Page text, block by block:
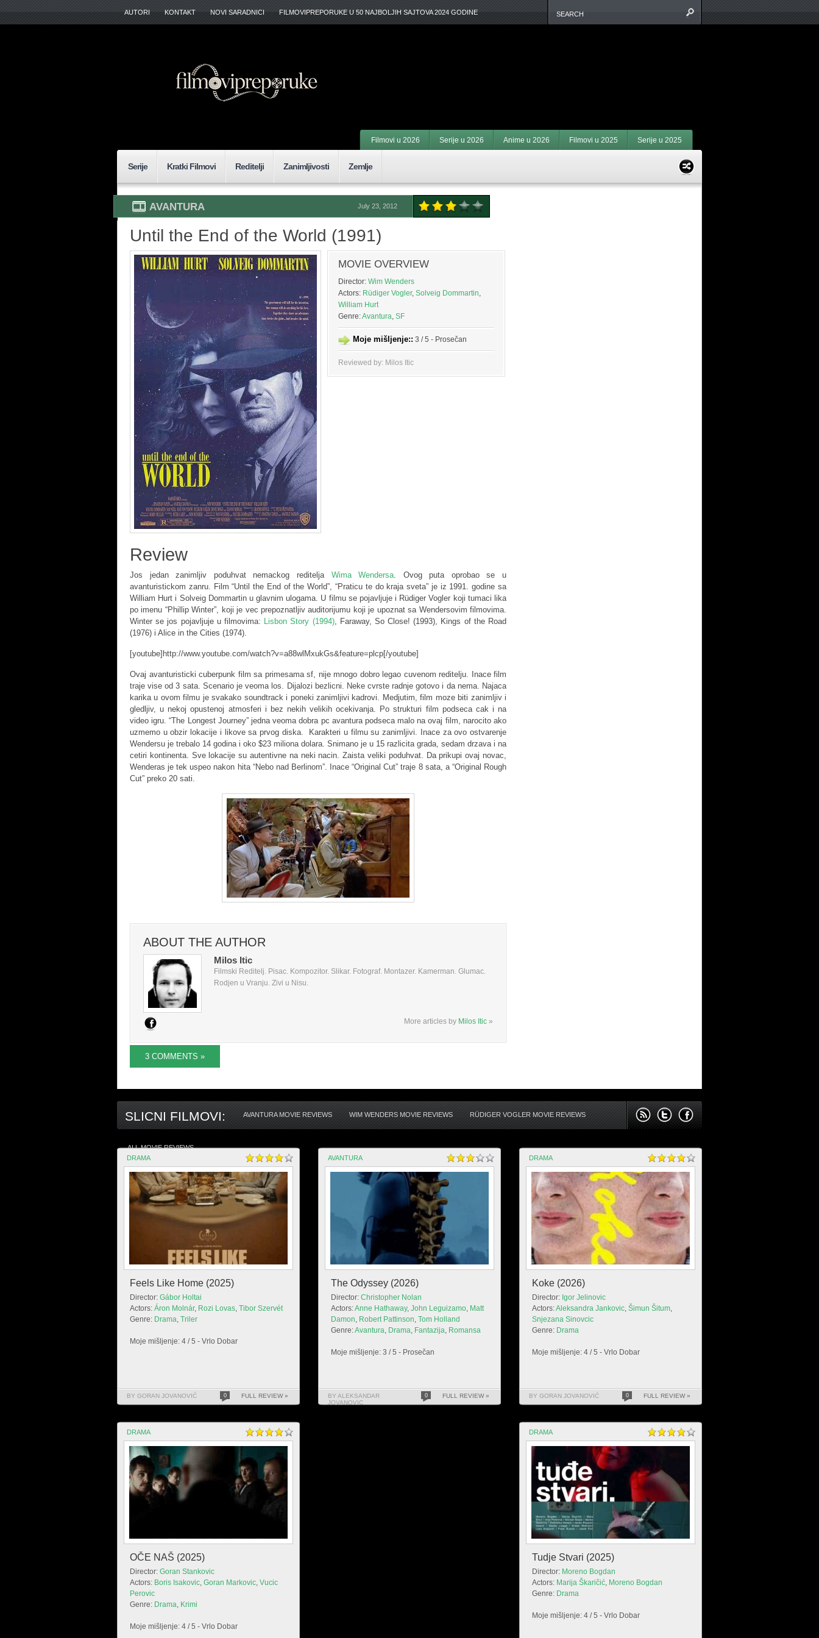
AUTORI KONTAKT NOVI SARADNICI FILMOVIPREPORUKE U 50 NAJBOLJIH SAJTOVA 2024 GODINE
Filmovi u 2026 Serije u 2026 Anime u 2026 Filmovi u 2025 Serije u 2025
Serije Kratki Filmovi Reditelji Zanimljivosti Zemlje
AVANTURA July 23, 2012
Until the End of the World (1991)
MOVIE OVERVIEW
Director: Wim Wenders
Actors: Rüdiger Vogler, Solveig Dommartin
William Hurt
Genre:Avantura SF
Moje mišljenje:: 3 / 5 - Prosečan
Reviewed by: Milos Itic
Review
Jos jedan zanimljiv poduhvat nemackog reditelja Wima Wendersa. Ovog puta oprobao se u
avanturistickom zanru. Film “Until the End of the World”, “Praticu te do kraja sveta” je iz 1991. godine sa
William Hurt i Solveig Dommartin u glavnim ulogama. U filmu se pojavljuje i Rüdiger Vogler koji tumaci lika
po imenu “Phillip Winter”, koji je vec prepoznatljiv auditorijumu koji je upoznat sa Wendersovim filmovima.
Winter se jos pojavljuje u filmovima: Lisbon Story (1994), Faraway, So Close! (1993), Kings of the Road
(1976) i Alice in the Cities (1974).
[youtube]http://www.youtube.com/watch?v=a88wlMxukGs&feature=plcp[/youtube]
Ovaj avanturisticki cuberpunk film sa primesama sf, nije mnogo dobro legao cuvenom reditelju. Inace film
traje vise od 3 sata. Scenario je veoma los. Dijalozi bezlicni. Neke cvrste radnje gotovo i da nema. Najaca
karika u ovom filmu je svakako soundtrack i poneki zanimljivi kadrovi. Medjutim, film moze biti zanimljiv i
gledljiv, u nekoj opustenoj atmosferi i bez nekih velikih ocekivanja. Po strukturi film podseca cak i na
video igru. “The Longest Journey” jedna veoma dobra pc avantura podseca malo na ovaj film, narocito ako
uzmemo u obzir lokacije i likove sa prvog diska. Karakteri u filmu su zanimljivi. Inace za ovo ostvarenje
Wendersu je trebalo 14 godina i oko $23 miliona dolara. Snimano je u 15 razlicita grada, sedam drzava i na
cetiri kontinenta. Sve lokacije su autentivne na neki nacin. Zaista veliki poduhvat. Da prikupi ovaj novac,
Wenderas je tek uspeo nakon hita “Nebo nad Berlinom”. Inace “Original Cut” traje 8 sata, a “Original Rough
Cut” preko 20 sati.
ABOUT THE AUTHOR
Milos Itic
Filmski Reditelj. Pisac. Kompozitor. Slikar. Fotograf. Montazer. Kamerman. Glumac.
Rodjen u Vranju. Zivi u Nisu.
More articles by Milos Itic »
3 COMMENTS »
SLICNI FILMOVI: AVANTURA MOVIE REVIEWS WIM WENDERS MOVIE REVIEWS RÜDIGER VOGLER MOVIE REVIEWS
ALL MOVIE REVIEWS
DRAMA
Feels Like Home (2025)
Director: Gábor Holtai
Actors: Áron Molnár, Rozi Lovas, Tibor Szervét
Genre: Drama, Triler
Moje mišljenje: 4 / 5 - Vrlo Dobar
BY GORAN JOVANOVIĆ 0 FULL REVIEW »
AVANTURA
The Odyssey (2026)
Director: Christopher Nolan
Actors:Anne Hathaway, John Leguizamo, Matt
Damon, Robert Pattinson, Tom Holland
Genre:Avantura, Drama, Fantazija, Romansa
Moje mišljenje: 3 / 5 - Prosečan
BY ALEKSANDAR
JOVANOVIC
0 FULL REVIEW »
DRAMA
Koke (2026)
Director: Igor Jelinovic
Actors:Aleksandra Jankovic, Šimun Šitum,
Snjezana Sinovcic
Genre: Drama
Moje mišljenje: 4 / 5 - Vrlo Dobar
BY GORAN JOVANOVIĆ 0 FULL REVIEW »
DRAMA
OČE NAŠ (2025)
Director: Goran Stankovic
Actors: Boris Isakovic, Goran Markovic, Vucic
Perovic
Genre: Drama, Krimi
Moje mišljenje: 4 / 5 - Vrlo Dobar
DRAMA
Tudje Stvari (2025)
Director: Moreno Bogdan
Actors: Marija Škaričić, Moreno Bogdan
Genre: Drama
Moje mišljenje: 4 / 5 - Vrlo Dobar